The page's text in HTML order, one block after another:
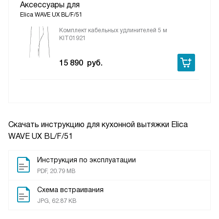
Скачать инструкцию для кухонной вытяжки Elica
WAVE UX BL/F/51
Инструкция по эксплуатации
PDF, 20.79 MB
Схема встраивания
JPG, 62.87 KB
Аксессуары для
Elica WAVE UX BL/F/51
Комплект кабельных удлинителей 5 м
KIT01921
15 890 руб.